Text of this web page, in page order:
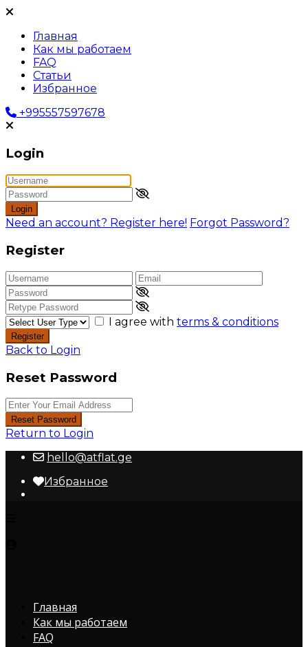
Главная
Как мы работаем
FAQ
Статьи
Избранное
+995557597678
Login
Login
Need an account? Register here! Forgot Password?
Register
I agree with terms & conditions
Register
Back to Login
Reset Password
Reset Password
Return to Login
hello@atflat.ge
Избранное
Главная
Как мы работаем
FAQ